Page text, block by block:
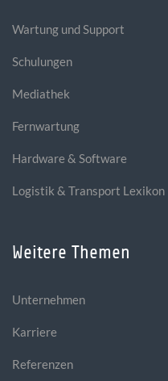
Wartung und Support
Schulungen
Mediathek
Fernwartung
Hardware & Software
Logistik & Transport Lexikon
Weitere Themen
Unternehmen
Karriere
Referenzen